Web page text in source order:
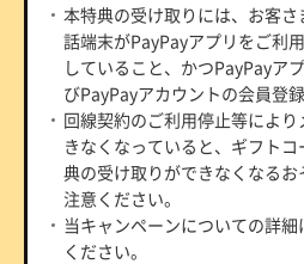
本特典の受け取りには、お客
話端末がPayPayアプリをご利
していること、かつPayPayア
びPayPayアカウントの会員登
回線契約のご利用停止等によ
きなくなっていると、ギフト
典の受け取りができなくなる
注意ください。
当キャンペーンについての詳
ください。